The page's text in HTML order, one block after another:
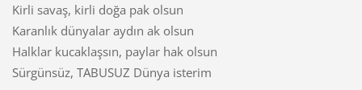
Kirli savaş, kirli doğa pak olsun
Karanlık dünyalar aydın ak olsun
Halklar kucaklaşsın, paylar hak olsun
Sürgünsüz, TABUSUZ Dünya isterim